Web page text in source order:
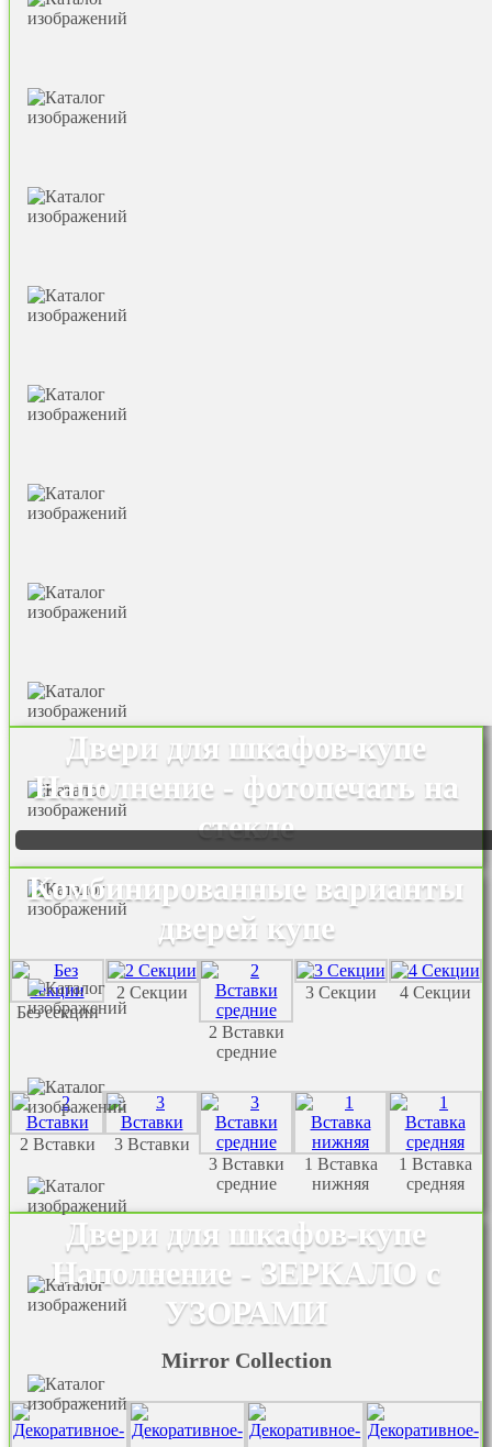
Двери для шкафов-купе
Наполнение - фотопечать на
стекле
Комбинированные варианты
дверей купе
Без секции
2 Секции
2 Вставки
средние
3 Секции 4 Секции
2 Вставки
3 Вставки
3 Вставки
средние
1 Вставка
нижняя
1 Вставка
средняя
Двери для шкафов-купе
Наполнение - ЗЕРКАЛО с
УЗОРАМИ
Mirror Collection